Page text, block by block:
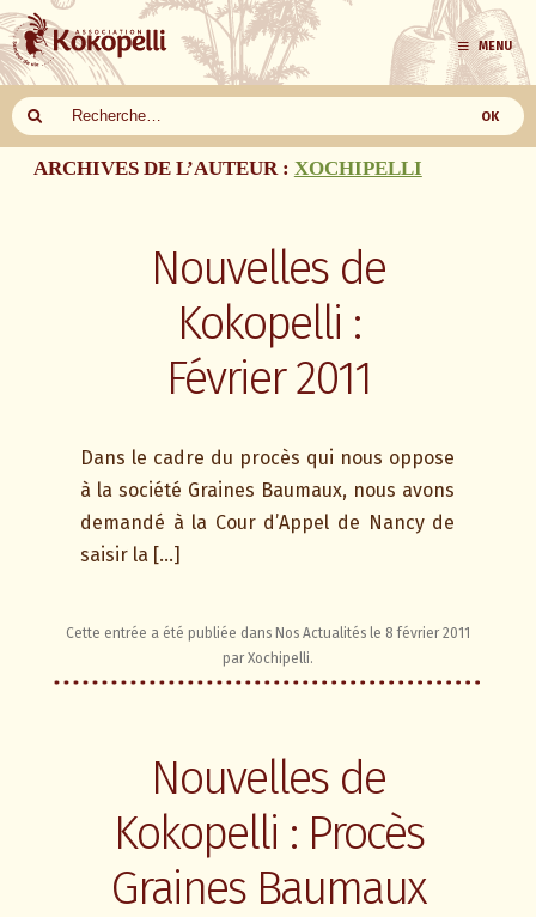
Aller
MENU
ARCHIVES DE L’AUTEUR : XOCHIPELLI
Nouvelles de
Kokopelli :
Février 2011
Dans le cadre du procès qui nous oppose
à la société Graines Baumaux, nous avons
demandé à la Cour d’Appel de Nancy de
saisir la […]
Cette entrée a été publiée dans Nos Actualités le 8 février 2011
par Xochipelli.
Nouvelles de
Kokopelli : Procès
Graines Baumaux